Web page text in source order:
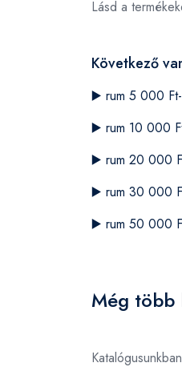
Lásd a
Következő
▶️ rum 5 000
▶️ rum 10 000
▶️ rum 20 000
▶️ rum 30 000
▶️ rum 50 000
Még több